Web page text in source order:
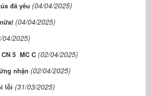
đã yêu (04/04/2025)
(04/04/2025)
04/2025)
5 MC C (02/04/2025)
nhận (02/04/2025)
lỗi (31/03/2025)